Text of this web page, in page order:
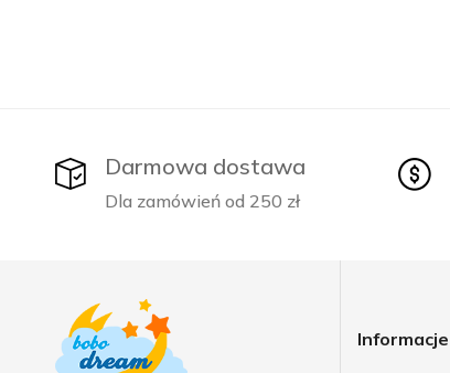
Darmowa dostawa
Dla zamówień od 250 zł
Informacje